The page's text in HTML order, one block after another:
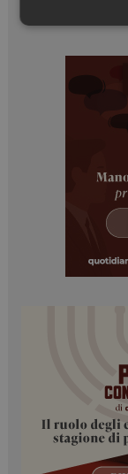
I cookie
sito web
protette
NOME